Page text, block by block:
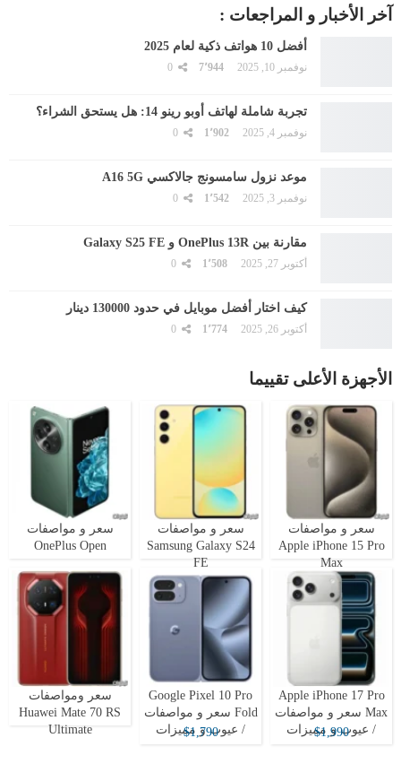
آخر الأخبار و المراجعات :
أفضل 10 هواتف ذكية لعام 2025
نوفمبر 10, 2025 7٬944
تجربة شاملة لهاتف أوبو رينو 14: هل يستحق الشراء؟
نوفمبر 4, 2025 1٬902
موعد نزول سامسونج جالاكسي A16 5G
نوفمبر 3, 2025 1٬542
مقارنة بين OnePlus 13R و Galaxy S25 FE
أكتوبر 27, 2025 1٬508
كيف اختار أفضل موبايل في حدود 130000 دينار
أكتوبر 26, 2025 1٬774
الأجهزة الأعلى تقييما
سعر و مواصفات
Apple iPhone 15 Pro
Max
سعر و مواصفات
Samsung Galaxy S24
FE
سعر و مواصفات
OnePlus Open
Apple iPhone 17 Pro
Max سعر و مواصفات
/ عيوب و مميزات
$1,990
Google Pixel 10 Pro
Fold سعر و مواصفات
/ عيوب و مميزات
$1,790
سعر ومواصفات
Huawei Mate 70 RS
Ultimate